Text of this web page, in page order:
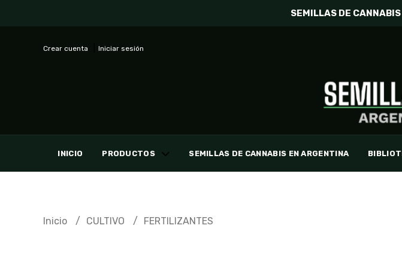
SEMILLAS DE
Crear cuenta Iniciar sesión
INICIO PRODUCTOS SEMILLAS DE CANNABIS EN ARGENTINA
Inicio CULTIVO FERTILIZANTES